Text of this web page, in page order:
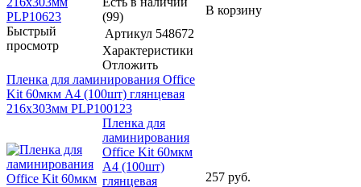
Быстрый
просмотр
(99)
Артикул 548672
Характеристики
Отложить
В корзину
Пленка для ламинирования Office
Kit 60мкм A4 (100шт) глянцевая
216x303мм PLP100123
Пленка для
ламинирования
Office Kit 60мкм
A4 (100шт)
глянцевая
257 руб.